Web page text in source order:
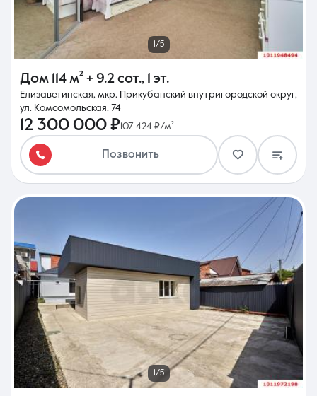
1/5
Дом 114 м² + 9.2 сот., 1 эт.
Елизаветинская, мкр. Прикубанский внутригородской округ,
ул. Комсомольская, 74
12 300 000 ₽107 424 ₽/м²
Позвонить
1/5